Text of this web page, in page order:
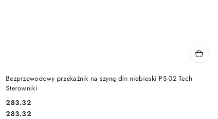
Bezprzewodowy przekaźnik na szynę din niebieski PS-02 Tech
Sterowniki
Cena:
283.32
Cena:
283.32